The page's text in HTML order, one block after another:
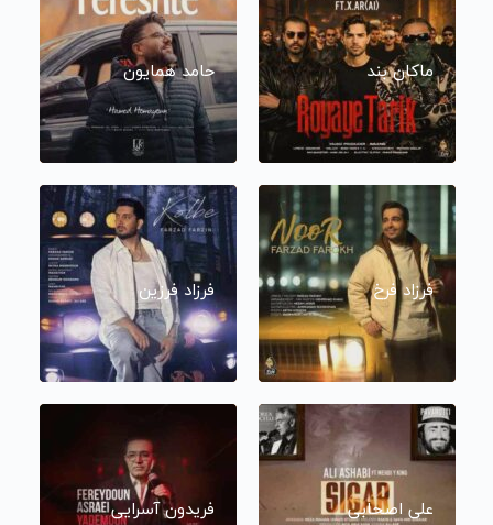
ماکان بند حامد همایون
فرزاد فرخ فرزاد فرزین
علی اصحابی فریدون آسرایی